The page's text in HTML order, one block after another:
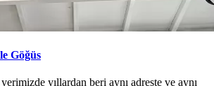
Göğüs
yıllardan beri aynı adreste ve aynı